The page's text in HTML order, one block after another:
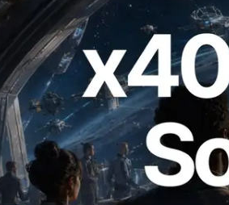
Solana RPC'yi
ihtiyaç
için anında ödeme